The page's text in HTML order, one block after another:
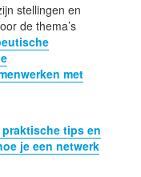
stellingen en
de thema’s
met
tips en
je een netwerk